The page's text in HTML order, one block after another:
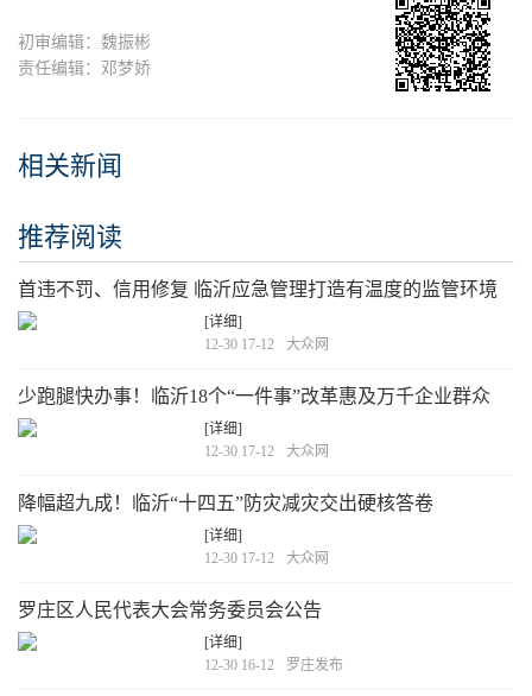
初审编辑：魏振彬
责任编辑：邓梦娇
相关新闻
推荐阅读
首违不罚、信用修复 临沂应急管理打造有温度的监管环境
[详细]
12-30 17-12
大众网
少跑腿快办事！临沂18个“一件事”改革惠及万千企业群众
[详细]
12-30 17-12
大众网
降幅超九成！临沂“十四五”防灾减灾交出硬核答卷
[详细]
12-30 17-12
大众网
罗庄区人民代表大会常务委员会公告
[详细]
12-30 16-12
罗庄发布